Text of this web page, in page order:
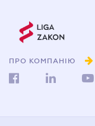
ПРО КОМПАНІЮ